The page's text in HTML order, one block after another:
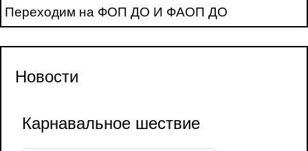
Переходим на ФОП ДО И ФАОП ДО
Новости
Карнавальное шествие